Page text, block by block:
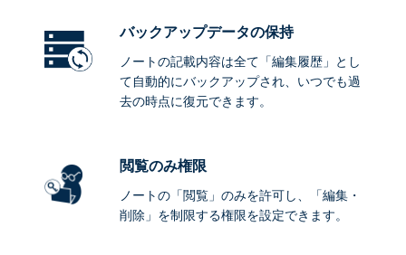
バックアップデータの保持
ノートの記載内容は全て「編集履歴」とし
て自動的にバックアップされ、いつでも過
去の時点に復元できます。
閲覧のみ権限
ノートの「閲覧」のみを許可し、「編集・
削除」を制限する権限を設定できます。